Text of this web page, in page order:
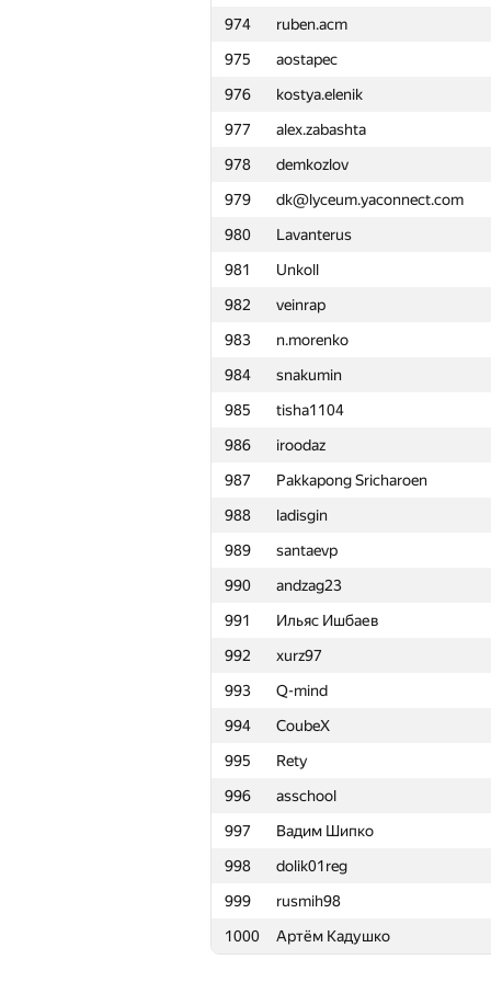
974
ruben.acm
975
aostapec
976
kostya.elenik
977
alex.zabashta
978
demkozlov
979
dk@lyceum.yaconnect.com
980
Lavanterus
981
Unkoll
982
veinrap
983
n.morenko
984
snakumin
985
tisha1104
986
iroodaz
987
Pakkapong Sricharoen
988
ladisgin
989
santaevp
990
andzag23
991
Ильяс Ишбаев
992
xurz97
993
Q-mind
994
CoubeX
995
Rety
996
asschool
997
Вадим Шипко
998
dolik01reg
999
rusmih98
1000
Артём Кадушко
951 avanesjan.nikolay
952
EmCoderixinho
953
sadddddddddddddddd
954
wewuwa8
955
potopahin98
956
titimtimon
957
venedikttsulenev
958
mayankgupta98
959
hiaatcnd
960
lanasheep
961
Saken Kenzhegulov
962
artoemius
963
VictorBakulin
964
ng983
965
chinmay deshmukh
966
severuscat
967
VisualMaf
968
nickita.t
969
Anastasiya.Zhyrkevich
970
Sammarize
971
katsam@passap.ru
972
Роман Спиркин
973
legion.const
974
ruben.acm
975
aostapec
976
kostya.elenik
977
alex.zabashta